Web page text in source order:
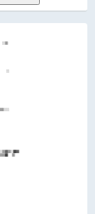
████
░░░░▒▒  ░░    ░░▒▒
░░
░░░░░░  ▒▒▒▒░░░░
░░░░▒▒▓▓▒▒░░██▓▓
▒▒
▒▒░░